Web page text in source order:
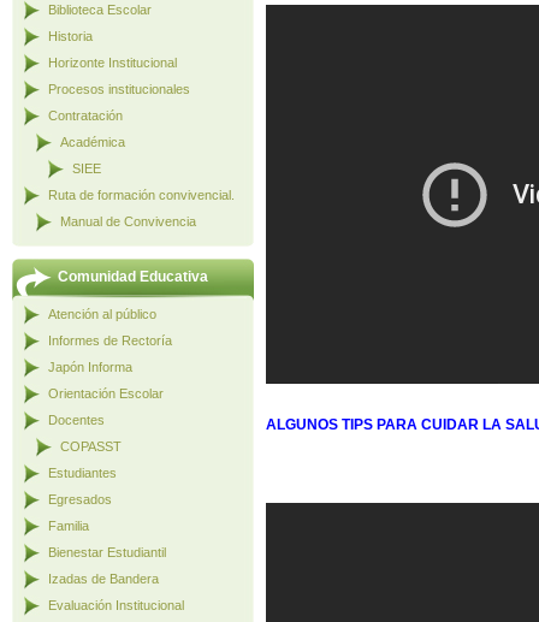
Biblioteca Escolar
Historia
Horizonte Institucional
Procesos institucionales
Contratación
Académica
SIEE
Ruta de formación convivencial.
Manual de Convivencia
Comunidad Educativa
Atención al público
Informes de Rectoría
Japón Informa
Orientación Escolar
Docentes
COPASST
Estudiantes
Egresados
Familia
Bienestar Estudiantil
Izadas de Bandera
Evaluación Institucional
ALGUNOS TIPS PARA CUIDAR LA